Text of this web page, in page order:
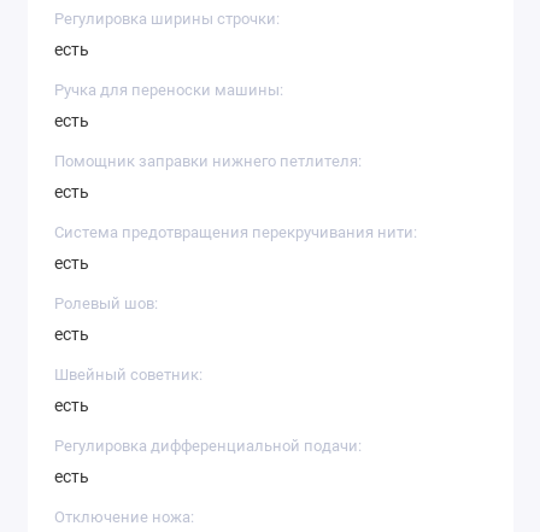
Регулировка ширины строчки:
есть
Ручка для переноски машины:
есть
Помощник заправки нижнего петлителя:
есть
Система предотвращения перекручивания нити:
есть
Ролевый шов:
есть
Швейный советник:
есть
Регулировка дифференциальной подачи:
есть
Отключение ножа: